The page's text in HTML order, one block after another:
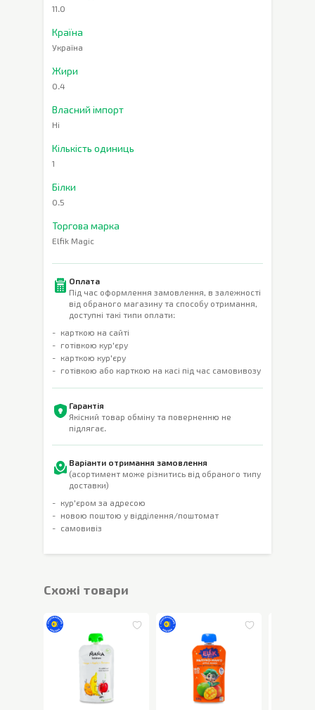
11.0
Країна
Україна
Жири
0.4
Власний імпорт
Ні
Кількість одиниць
1
Білки
0.5
Торгова марка
Elfik Magic
Оплата
Під час оформлення замовлення, в залежності
від обраного магазину та способу отримання,
доступні такі типи оплати:
карткою на сайті
готівкою кур'єру
карткою кур'єру
готівкою або карткою на касі під час самовивозу
Гарантія
Якісний товар обміну та поверненню не
підлягає.
Варіанти отримання замовлення
(асортимент може різнитись від обраного типу
доставки)
кур'єром за адресою
новою поштою у відділення/поштомат
самовивіз
Cхожі товари